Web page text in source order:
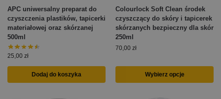
APC uniwersalny preparat do
czyszczenia plastików, tapicerki
materiałowej oraz skórzanej
500ml
25,00 zł
Dodaj do koszyka
Colourlock Soft Clean środek
czyszczący do skóry i tapicerek
skórzanych bezpieczny dla skór
250ml
70,00 zł
Wybierz opcje